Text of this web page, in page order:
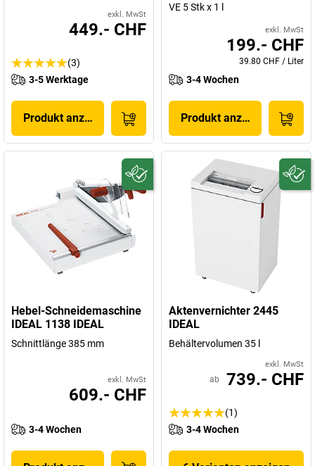
exkl. MwSt
449.- CHF
(3)
3-5 Werktage
Produkt anzeigen
VE 5 Stk x 1 l
exkl. MwSt
199.- CHF
39.80 CHF / Liter
3-4 Wochen
Produkt anzeigen
Hebel-Schneidemaschine
IDEAL 1138 IDEAL
Schnittlänge 385 mm
exkl. MwSt
609.- CHF
3-4 Wochen
Aktenvernichter 2445
IDEAL
Behältervolumen 35 l
exkl. MwSt
ab 739.- CHF
(1)
3-4 Wochen